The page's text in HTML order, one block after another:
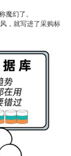
魔幻了。
，就写进了采购标